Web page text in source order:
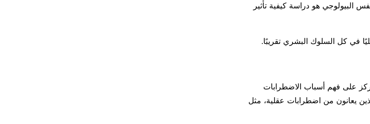
البيولوجي هو دراسة كيفية تأثير
في كل السلوك البشري تقريبًا.
على فهم أسباب الاضطرابات
يعانون من اضطرابات عقلية، مثل